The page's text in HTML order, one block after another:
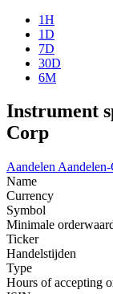
1H
1D
7D
30D
6M
Instrument
Corp
Aandelen
Name
Currency
Symbol
Minimale
Ticker
Handelstijden
Type
Hours of accepting